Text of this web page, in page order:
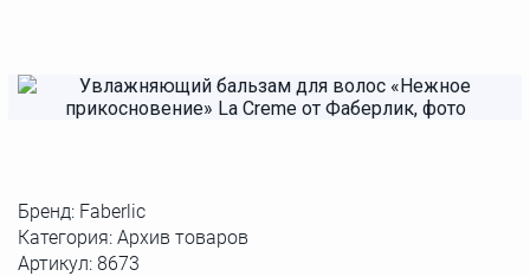
Бренд: Faberlic
Категория: Архив товаров
Артикул: 8673